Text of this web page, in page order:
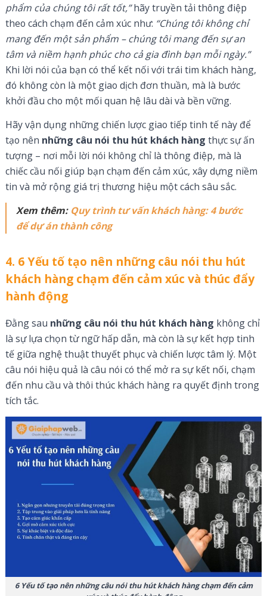
phẩm của chúng tôi rất tốt,”hãy truyền tải thông điệp
theo cách chạm đến cảm xúc như: “Chúng tôi không chỉ
mang đến một sản phẩm – chúng tôi mang đến sự an
tâm và niềm hạnh phúc cho cả gia đình bạn mỗi ngày.”
Khi lời nói của bạn có thể kết nối với trái tim khách hàng,
đó không còn là một giao dịch đơn thuần, mà là bước
khởi đầu cho một mối quan hệ lâu dài và bền vững.
Hãy vận dụng những chiến lược giao tiếp tinh tế này để
tạo nên những câu nói thu hút khách hàng thực sự ấn
tượng – nơi mỗi lời nói không chỉ là thông điệp, mà là
chiếc cầu nối giúp bạn chạm đến cảm xúc, xây dựng niềm
tin và mở rộng giá trị thương hiệu một cách sâu sắc.
Xem thêm: Quy trình tư vấn khách hàng: 4 bước
để dự án thành công
4. 6 Yếu tố tạo nên những câu nói thu hút
khách hàng chạm đến cảm xúc và thúc đẩy
hành động
Đằng sau những câu nói thu hút khách hàng không chỉ
là sự lựa chọn từ ngữ hấp dẫn, mà còn là sự kết hợp tinh
tế giữa nghệ thuật thuyết phục và chiến lược tâm lý. Một
câu nói hiệu quả là câu nói có thể mở ra sự kết nối, chạm
đến nhu cầu và thôi thúc khách hàng ra quyết định trong
tích tắc.
6 Yếu tố tạo nên những câu nói thu hút khách hàng chạm đến cảm